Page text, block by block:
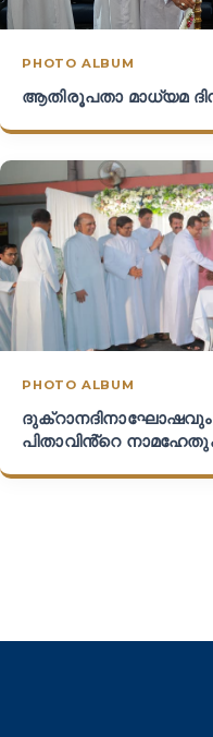
PHOTO ALBUM
ആതിരൂപതാ മാധ്യമ
PHOTO ALBUM
പിതാവിൻ്റെ